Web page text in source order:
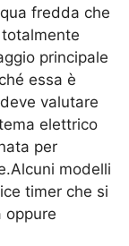
fredda che
principale
essa è
valutare
elettrico
per
modelli
timer che si
oppure